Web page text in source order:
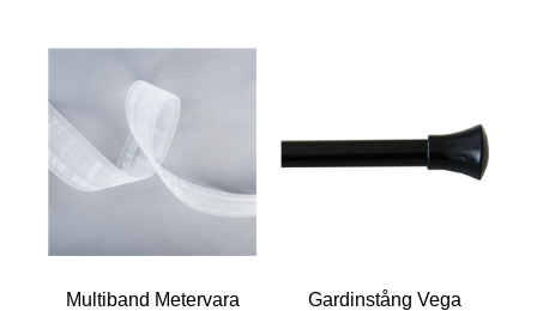
Multiband Metervara Gardinstång Vega